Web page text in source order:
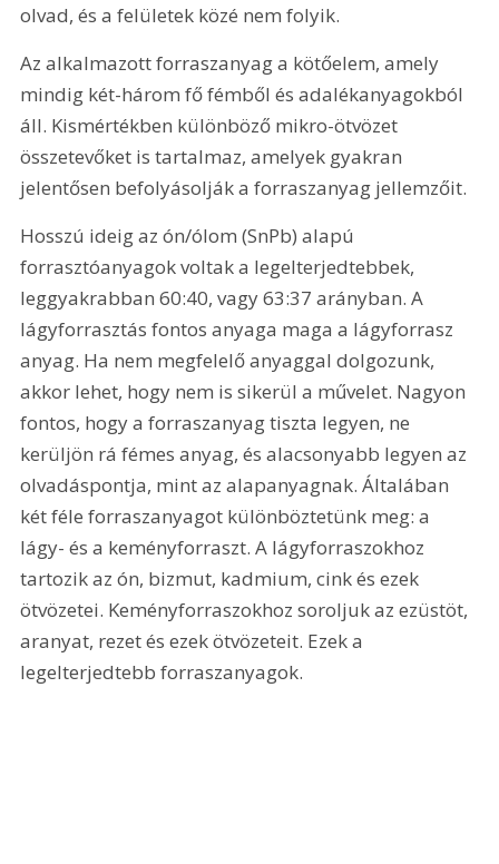
olvad, és a felületek közé nem folyik.
Az alkalmazott forraszanyag a kötőelem, amely
mindig két-három fő fémből és adalékanyagokból
áll. Kismértékben különböző mikro-ötvözet
összetevőket is tartalmaz, amelyek gyakran
jelentősen befolyásolják a forraszanyag jellemzőit.
Hosszú ideig az ón/ólom (SnPb) alapú
forrasztóanyagok voltak a legelterjedtebbek,
leggyakrabban 60:40, vagy 63:37 arányban. A
lágyforrasztás fontos anyaga maga a lágyforrasz
anyag. Ha nem megfelelő anyaggal dolgozunk,
akkor lehet, hogy nem is sikerül a művelet. Nagyon
fontos, hogy a forraszanyag tiszta legyen, ne
kerüljön rá fémes anyag, és alacsonyabb legyen az
olvadáspontja, mint az alapanyagnak. Általában
két féle forraszanyagot különböztetünk meg: a
lágy- és a keményforraszt. A lágyforraszokhoz
tartozik az ón, bizmut, kadmium, cink és ezek
ötvözetei. Keményforraszokhoz soroljuk az ezüstöt,
aranyat, rezet és ezek ötvözeteit. Ezek a
legelterjedtebb forraszanyagok.